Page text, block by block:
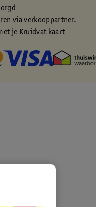
via verkooppartner.
je Kruidvat kaart